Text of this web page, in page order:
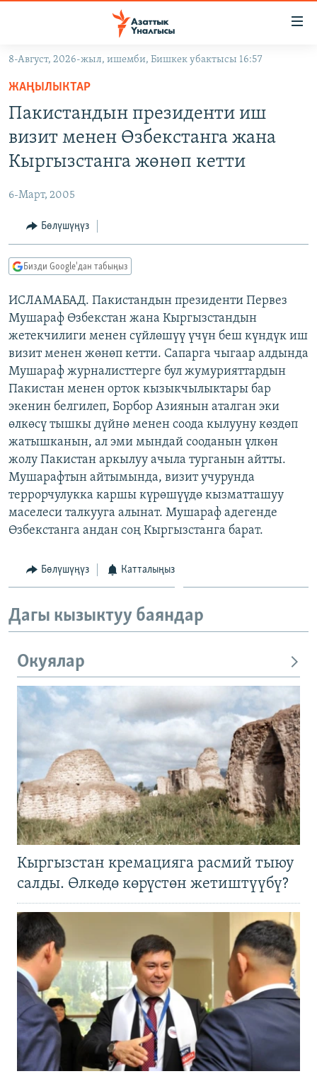
Навигацияга
өтүңүз
Издөөгө
салыңыз
МАДАНИЯТ
УКРАИНА
ТВ ПРОГРАММАЛАР
БҮГҮН АЗАТТЫКТА
ДАНИСТЕ
АЗАТТЫК+
ЫҢГАЙСЫЗ СУРООЛОР
ПОДКАСТ
ОНЛАЙН ШЕРИНЕ
ЭЕ/АРнун бардык сайттары
8-Август, 2026-жыл, ишемби, Бишкек убактысы 16:57
ЖАҢЫЛЫКТАР
Пакистандын президенти иш
визит менен Өзбекстанга жана
Кыргызстанга жөнөп кетти
6-Март, 2005
Бөлүшүңүз
Бизди Google'дан табыңыз
ИСЛАМАБАД. Пакистандын президенти Первез
Мушараф Өзбекстан жана Кыргызстандын
жетекчилиги менен сүйлөшүү үчүн беш күндүк иш
визит менен жөнөп кетти. Сапарга чыгаар алдында
Мушараф журналисттерге бул жумурияттардын
Пакистан менен орток кызыкчылыктары бар
экенин белгилеп, Борбор Азиянын аталган эки
өлкөсү тышкы дүйнө менен соода кылууну көздөп
жатышканын, ал эми мындай сооданын үлкөн
жолу Пакистан аркылуу ачыла турганын айтты.
Мушарафтын айтымында, визит учурунда
террорчулукка каршы күрөшүүдө кызматташуу
маселеси талкууга алынат. Мушараф адегенде
Өзбекстанга андан соң Кыргызстанга барат.
Бөлүшүңүз Катталыңыз
Дагы кызыктуу баяндар
Окуялар
Кыргызстан кремацияга расмий тыюу
салды. Өлкөдө көрүстөн жетиштүүбү?